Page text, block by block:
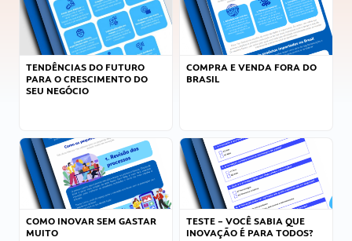
TENDÊNCIAS DO FUTURO
PARA O CRESCIMENTO DO
SEU NEGÓCIO
COMPRA E VENDA FORA DO
BRASIL
COMO INOVAR SEM GASTAR
MUITO
TESTE – VOCÊ SABIA QUE
INOVAÇÃO É PARA TODOS?